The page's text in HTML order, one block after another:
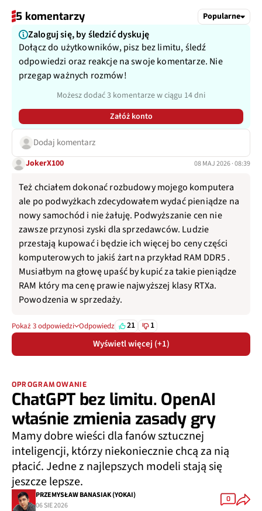
5 komentarzy Popularne
Zaloguj się, by śledzić dyskuję
Dołącz do użytkowników, pisz bez limitu, śledź
odpowiedzi oraz reakcje na swoje komentarze. Nie
przegap ważnych rozmów!
Możesz dodać 3 komentarze w ciągu 14 dni
Załóż konto
Dodaj komentarz
JokerX100 08 MAJ 2026 · 08:39
Też chciałem dokonać rozbudowy mojego komputera
ale po podwyżkach zdecydowałem wydać pieniądze na
nowy samochód i nie żałuję. Podwyższanie cen nie
zawsze przynosi zyski dla sprzedawców. Ludzie
przestają kupować i będzie ich więcej bo ceny części
komputerowych to jakiś żart na przykład RAM DDR5 .
Musiałbym na głowę upaść by kupić za takie pieniądze
RAM który ma cenę prawie najwyższej klasy RTXa.
Powodzenia w sprzedaży.
Pokaż 3 odpowiedzi Odpowiedz 21 1
Wyświetl więcej (+1)
OPROGRAMOWANIE
ChatGPT bez limitu. OpenAI
właśnie zmienia zasady gry
Mamy dobre wieści dla fanów sztucznej
inteligencji, którzy niekoniecznie chcą za nią
płacić. Jedne z najlepszych modeli stają się
jeszcze lepsze.
PRZEMYSŁAW BANASIAK (YOKAI)
06 SIE 2026
0